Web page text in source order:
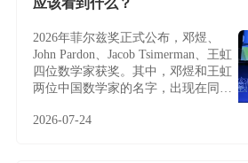
2026年菲尔兹奖正式公布，邓煜、
John Pardon、Jacob Tsimerman、王虹
四位数学家获奖。其中，邓煜和王虹
两位中国数学家的名字，出现在同一
了一层特别的意义。
2026-07-24